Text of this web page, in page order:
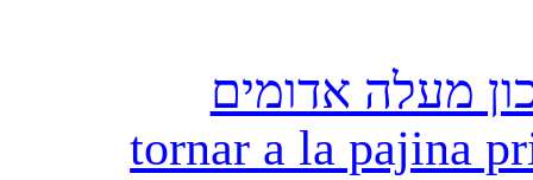
מעלה אדומים
tornar a la pajina